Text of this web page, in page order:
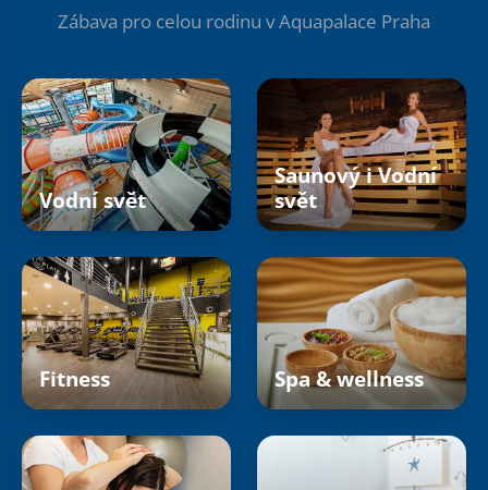
Zábava pro celou rodinu v Aquapalace Praha
Vodní svět
Saunový i Vodní
svět
Fitness Spa & wellness